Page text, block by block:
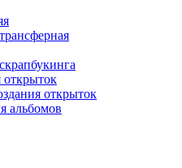
открыток
открыток
альбомов